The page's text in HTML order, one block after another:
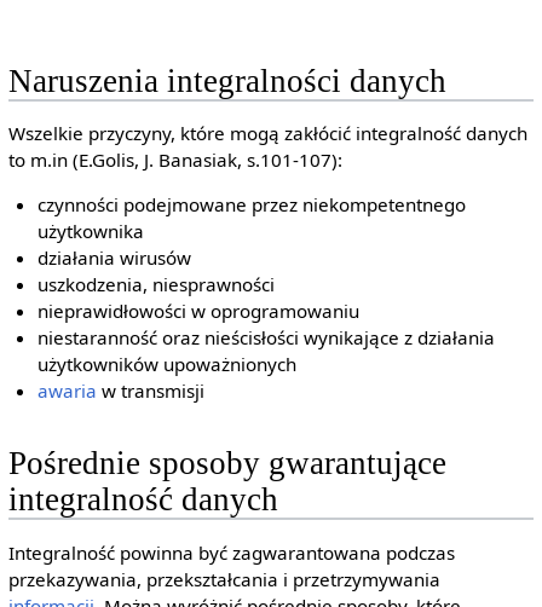
Naruszenia integralności danych
Wszelkie przyczyny, które mogą zakłócić integralność danych
to m.in (E.Golis, J. Banasiak, s.101-107):
czynności podejmowane przez niekompetentnego
użytkownika
działania wirusów
uszkodzenia, niesprawności
nieprawidłowości w oprogramowaniu
niestaranność oraz nieścisłości wynikające z działania
użytkowników upoważnionych
awaria w transmisji
Pośrednie sposoby gwarantujące
integralność danych
Integralność powinna być zagwarantowana podczas
przekazywania, przekształcania i przetrzymywania